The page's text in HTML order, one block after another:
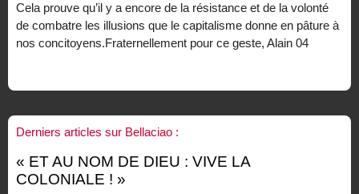
Cela prouve qu’il y a encore de la résistance et de la volonté
de combatre les illusions que le capitalisme donne en pâture à
nos concitoyens.Fraternellement pour ce geste, Alain 04
Derniers articles sur Bellaciao :
« ET AU NOM DE DIEU : VIVE LA
COLONIALE ! »